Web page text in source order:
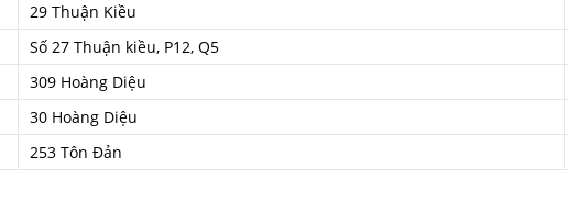
29 Thuận Kiều
Số 27 Thuận kiều, P12, Q5
309 Hoàng Diệu
30 Hoàng Diệu
253 Tôn Đản